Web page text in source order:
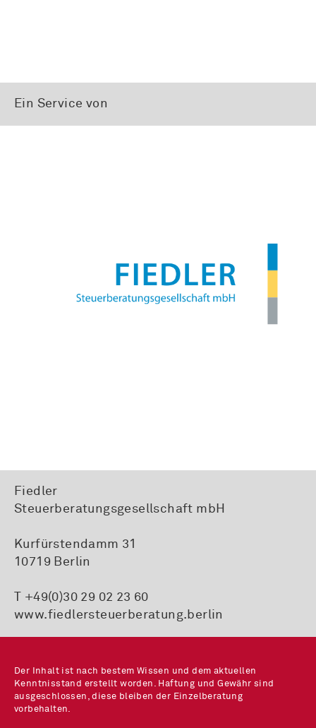
Ein Service von
Fiedler
Steuerberatungsgesellschaft mbH
Kurfürstendamm 31
10719 Berlin
T +49(0)30 29 02 23 60
www.fiedlersteuerberatung.berlin
Der Inhalt ist nach bestem Wissen und dem aktuellen
Kenntnisstand erstellt worden. Haftung und Gewähr sind
ausgeschlossen, diese bleiben der Einzelberatung
vorbehalten.